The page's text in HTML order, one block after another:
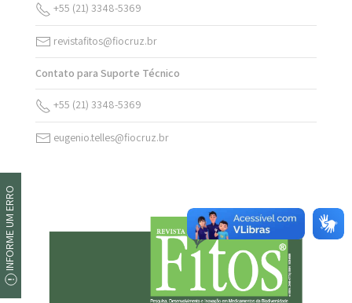
+55 (21) 3348-5369
revistafitos@fiocruz.br
Contato para Suporte Técnico
+55 (21) 3348-5369
eugenio.telles@fiocruz.br
INFORME UM ERRO